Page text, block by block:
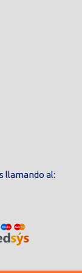
llamando al: